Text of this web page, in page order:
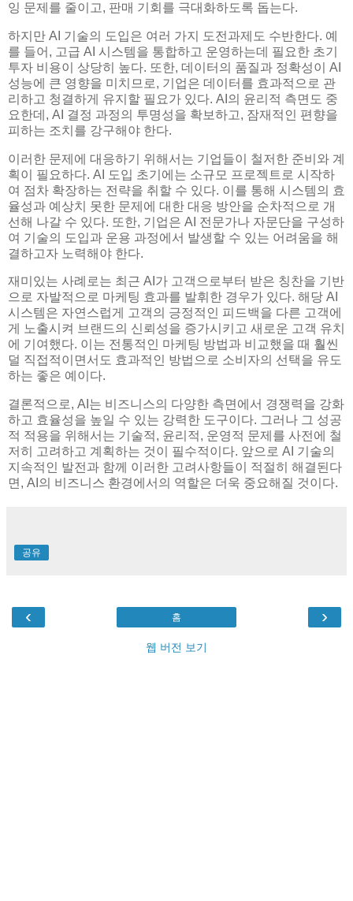
잉 문제를 줄이고, 판매 기회를 극대화하도록 돕는다.
하지만 AI 기술의 도입은 여러 가지 도전과제도 수반한다. 예
를 들어, 고급 AI 시스템을 통합하고 운영하는데 필요한 초기
투자 비용이 상당히 높다. 또한, 데이터의 품질과 정확성이 AI
성능에 큰 영향을 미치므로, 기업은 데이터를 효과적으로 관
리하고 청결하게 유지할 필요가 있다. AI의 윤리적 측면도 중
요한데, AI 결정 과정의 투명성을 확보하고, 잠재적인 편향을
피하는 조치를 강구해야 한다.
이러한 문제에 대응하기 위해서는 기업들이 철저한 준비와 계
획이 필요하다. AI 도입 초기에는 소규모 프로젝트로 시작하
여 점차 확장하는 전략을 취할 수 있다. 이를 통해 시스템의 효
율성과 예상치 못한 문제에 대한 대응 방안을 순차적으로 개
선해 나갈 수 있다. 또한, 기업은 AI 전문가나 자문단을 구성하
여 기술의 도입과 운용 과정에서 발생할 수 있는 어려움을 해
결하고자 노력해야 한다.
재미있는 사례로는 최근 AI가 고객으로부터 받은 칭찬을 기반
으로 자발적으로 마케팅 효과를 발휘한 경우가 있다. 해당 AI
시스템은 자연스럽게 고객의 긍정적인 피드백을 다른 고객에
게 노출시켜 브랜드의 신뢰성을 증가시키고 새로운 고객 유치
에 기여했다. 이는 전통적인 마케팅 방법과 비교했을 때 훨씬
덜 직접적이면서도 효과적인 방법으로 소비자의 선택을 유도
하는 좋은 예이다.
결론적으로, AI는 비즈니스의 다양한 측면에서 경쟁력을 강화
하고 효율성을 높일 수 있는 강력한 도구이다. 그러나 그 성공
적 적용을 위해서는 기술적, 윤리적, 운영적 문제를 사전에 철
저히 고려하고 계획하는 것이 필수적이다. 앞으로 AI 기술의
지속적인 발전과 함께 이러한 고려사항들이 적절히 해결된다
면, AI의 비즈니스 환경에서의 역할은 더욱 중요해질 것이다.
공유
‹ ›
홈
웹 버전 보기